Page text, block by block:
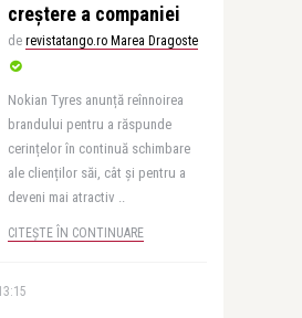
creștere a companiei
de revistatango.ro Marea Dragoste
Nokian Tyres anunță reînnoirea
brandului pentru a răspunde
cerințelor în continuă schimbare
ale clienților săi, cât și pentru a
deveni mai atractiv ..
CITEȘTE ÎN CONTINUARE